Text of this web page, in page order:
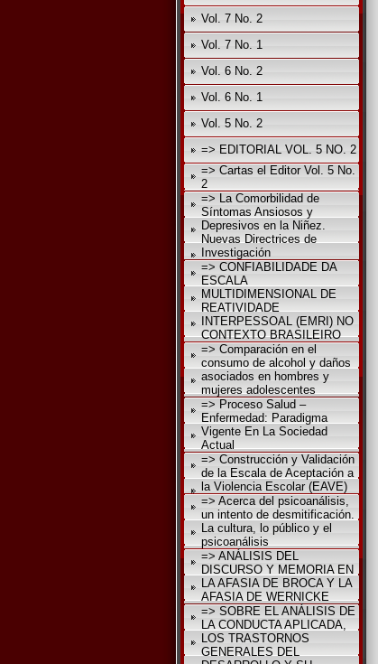
Vol. 7 No. 2
Vol. 7 No. 1
Vol. 6 No. 2
Vol. 6 No. 1
Vol. 5 No. 2
=> EDITORIAL VOL. 5 NO. 2
=> Cartas el Editor Vol. 5 No.
2
=> La Comorbilidad de
Síntomas Ansiosos y
Depresivos en la Niñez.
Nuevas Directrices de
Investigación
=> CONFIABILIDADE DA
ESCALA
MULTIDIMENSIONAL DE
REATIVIDADE
INTERPESSOAL (EMRI) NO
CONTEXTO BRASILEIRO
=> Comparación en el
consumo de alcohol y daños
asociados en hombres y
mujeres adolescentes
=> Proceso Salud –
Enfermedad: Paradigma
Vigente En La Sociedad
Actual
=> Construcción y Validación
de la Escala de Aceptación a
la Violencia Escolar (EAVE)
=> Acerca del psicoanálisis,
un intento de desmitificación.
La cultura, lo público y el
psicoanálisis
=> ANÁLISIS DEL
DISCURSO Y MEMORIA EN
LA AFASIA DE BROCA Y LA
AFASIA DE WERNICKE
=> SOBRE EL ANÁLISIS DE
LA CONDUCTA APLICADA,
LOS TRASTORNOS
GENERALES DEL